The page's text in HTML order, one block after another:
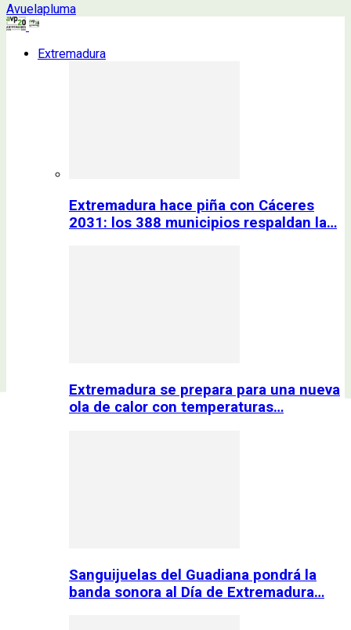
Avuelapluma
Extremadura
Extremadura hace piña con Cáceres
2031: los 388 municipios respaldan la…
Extremadura se prepara para una nueva
ola de calor con temperaturas…
Sanguijuelas del Guadiana pondrá la
banda sonora al Día de Extremadura…